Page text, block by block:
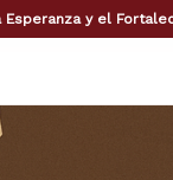
Esperanza y el